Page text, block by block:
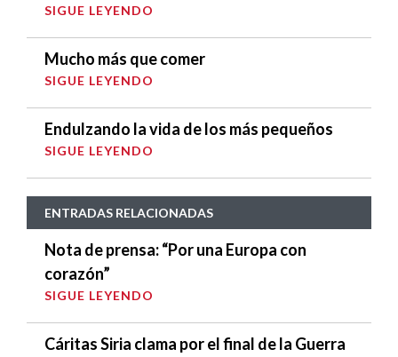
SIGUE LEYENDO
Mucho más que comer
SIGUE LEYENDO
Endulzando la vida de los más pequeños
SIGUE LEYENDO
ENTRADAS RELACIONADAS
Nota de prensa: “Por una Europa con
corazón”
SIGUE LEYENDO
Cáritas Siria clama por el final de la Guerra